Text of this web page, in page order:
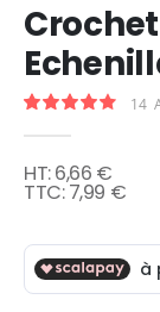
to
the
beginning
of
the
images
gallery
Évaluation: 14
7,99 €
6,66 €